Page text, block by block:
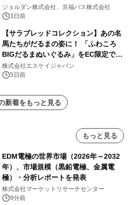
ジョルダン株式会社、京福バス株式会社
3日前
【サラブレッドコレクション】あの名
馬たちがだるまの姿に！ 「ふわころ
BIGだるまぬいぐるみ」をEC限定で受
注販売開始
株式会社エスケイジャパン
5日前
新着をもっと見る
もっと見る
EDM電極の世界市場（2026年～2032
年）、市場規模（黒鉛電極、金属電
極）・分析レポートを発表
株式会社マーケットリサーチセンター
9分前